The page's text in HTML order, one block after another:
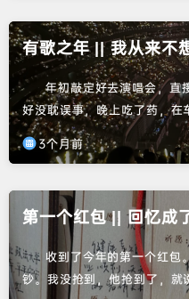
的预算烧完了，我嘞个豆，这
问题，小程序端也连不上了
手来，一...
有歌之年 || 我从来不
年初敲定好去演唱会，直
好没耽误事，晚上吃了药，
则没有)。落地诸暨去吃了次
难吃。可能也跟还在发烧有
开票开在了山顶，灯一关，
点平淡，主要是我也不熟悉。
3个月前
第一个红包 ||
收到了今年的第一个红
钞。我没抢到，他抢到了，